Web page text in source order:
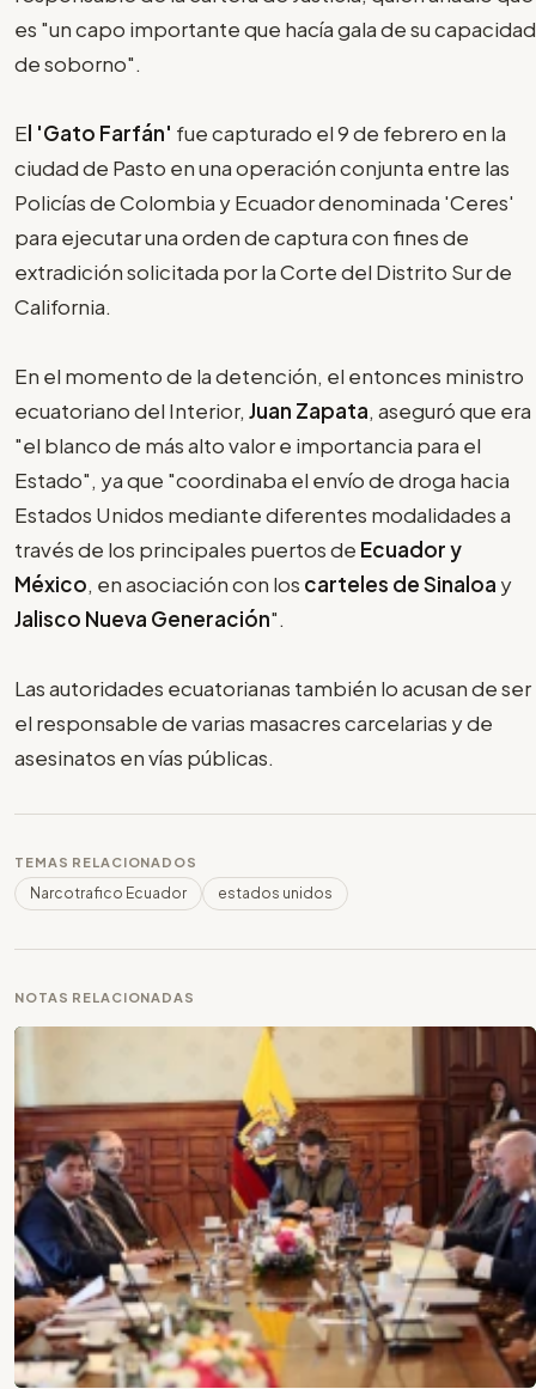
es "un capo importante que hacía gala de su capacidad
de soborno".
El 'Gato Farfán' fue capturado el 9 de febrero en la
ciudad de Pasto en una operación conjunta entre las
Policías de Colombia y Ecuador denominada 'Ceres'
para ejecutar una orden de captura con fines de
extradición solicitada por la Corte del Distrito Sur de
California.
En el momento de la detención, el entonces ministro
ecuatoriano del Interior, Juan Zapata, aseguró que era
"el blanco de más alto valor e importancia para el
Estado", ya que "coordinaba el envío de droga hacia
Estados Unidos mediante diferentes modalidades a
través de los principales puertos de Ecuador y
México, en asociación con los carteles de Sinaloa y
Jalisco Nueva Generación".
Las autoridades ecuatorianas también lo acusan de ser
el responsable de varias masacres carcelarias y de
asesinatos en vías públicas.
TEMAS RELACIONADOS
Narcotrafico Ecuador estados unidos
NOTAS RELACIONADAS